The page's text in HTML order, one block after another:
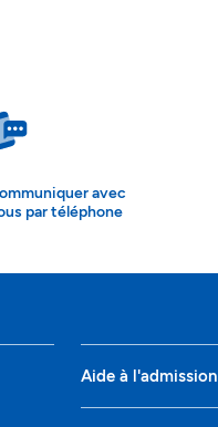
avec
par téléphone
Aide à l'admission